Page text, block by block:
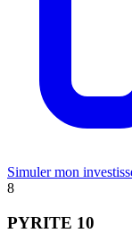
Simuler mon
8
PYRITE 10